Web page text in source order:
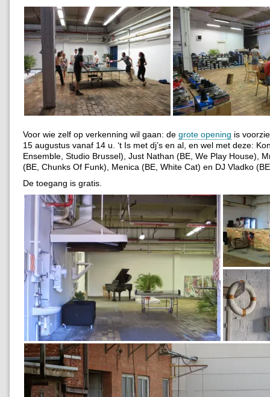
Voor wie zelf op verkenning wil gaan: de grote opening is
15 augustus vanaf 14 u. ‘t Is met dj’s en al, en wel met deze:
Ensemble, Studio Brussel), Just Nathan (BE, We Play House),
(BE, Chunks Of Funk), Menica (BE, White Cat) en DJ Vladko
De toegang is gratis.